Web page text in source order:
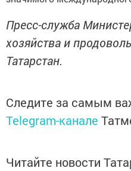
Пресс-служба
хозяйства и
Татарстан.
Следите за самым
Telegram-канале
Читайте новости